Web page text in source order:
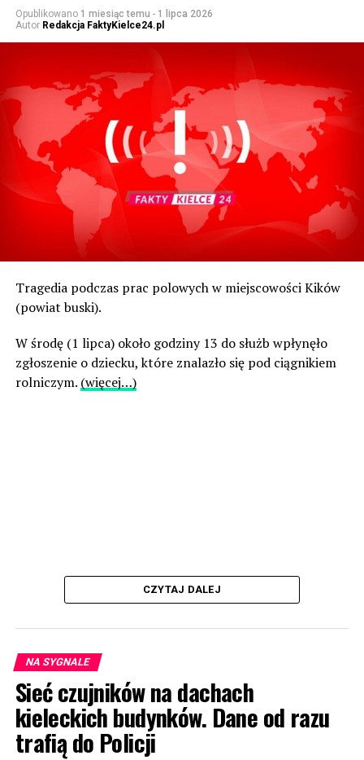
Opublikowano 1 miesiąc temu - 1 lipca 2026
Autor Redakcja FaktyKielce24.pl
Tragedia podczas prac polowych w miejscowości Kików
(powiat buski).
W środę (1 lipca) około godziny 13 do służb wpłynęło
zgłoszenie o dziecku, które znalazło się pod ciągnikiem
rolniczym. (więcej…)
CZYTAJ DALEJ
NA SYGNALE
Sieć czujników na dachach
kieleckich budynków. Dane od razu
trafią do Policji